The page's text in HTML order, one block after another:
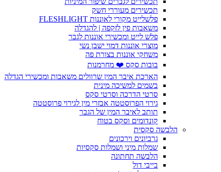
תכשירים מעוררי חשק
פלשלייט מקורי לאוננות FLESHLIGHT
משאבות פין לזקפה | להגדלה
פלש לייט ומכשירי אוננות לגבר
מוצרי אוננות דמוי ישבן נשי
משחקי אוננות בצורת פה
בובות סקס ❤️ מחרמנות
הארכת איבר המין שרוולים משאבות ומכשירי הגדלה
בשמים למשיכה מינית
סרטי הדרכה וסרטי סקס
גירוי הפרוסטטה אבזרי מין לגירוי פרוסטטה
תותב לאיבר המין של הגבר
קונדומים וסקס בטוח
הלבשה סקסית
גרביונים וירכונים
שמלות מיני ושמלות סקסיות
הלבשה תחתונה
בייבי דול